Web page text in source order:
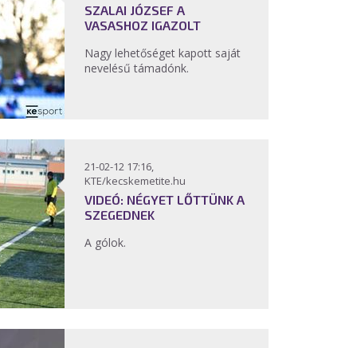
SZALAI JÓZSEF A
VASASHOZ IGAZOLT
Nagy lehetőséget kapott saját
nevelésű támadónk.
21-02-12 17:16,
KTE/kecskemetite.hu
VIDEÓ: NÉGYET LŐTTÜNK A
SZEGEDNEK
A gólok.